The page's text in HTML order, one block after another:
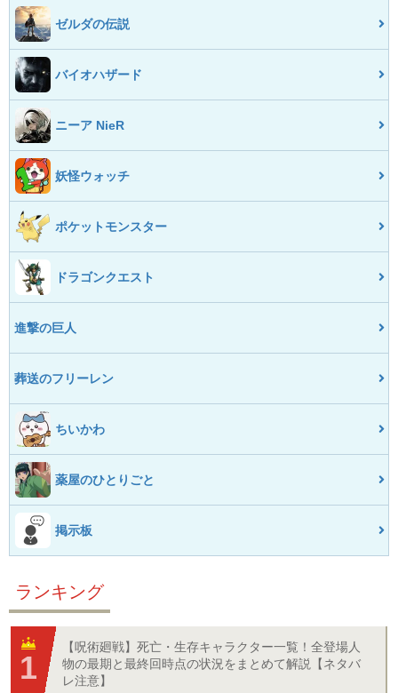
ゼルダの伝説
バイオハザード
ニーア NieR
妖怪ウォッチ
ポケットモンスター
ドラゴンクエスト
進撃の巨人
葬送のフリーレン
ちいかわ
薬屋のひとりごと
掲示板
ランキング
【呪術廻戦】死亡・生存キャラクター一覧！全登場人
物の最期と最終回時点の状況をまとめて解説【ネタバ
レ注意】